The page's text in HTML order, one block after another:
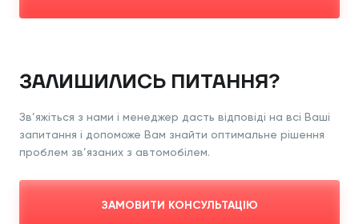
ЗАЛИШИЛИСЬ ПИТАННЯ?
Зв’яжіться з нами і менеджер дасть відповіді на всі Ваші
запитання і допоможе Вам знайти оптимальне рішення
проблем зв’язаних з автомобілем.
ЗАМОВИТИ КОНСУЛЬТАЦІЮ